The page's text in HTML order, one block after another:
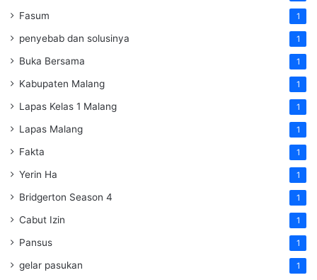
Fasum 1
penyebab dan solusinya 1
Buka Bersama 1
Kabupaten Malang 1
Lapas Kelas 1 Malang 1
Lapas Malang 1
Fakta 1
Yerin Ha 1
Bridgerton Season 4 1
Cabut Izin 1
Pansus 1
gelar pasukan 1